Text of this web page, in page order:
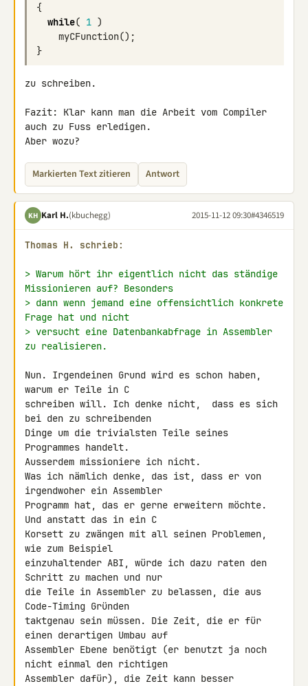
{
while( 1 )
myCFunction();
}
zu schreiben.
Fazit: Klar kann man die Arbeit vom Compiler
auch zu Fuss erledigen.
Aber wozu?
Markierten Text zitieren Antwort
KH Karl H.(kbuchegg) 2015-11-12 09:30#4346519
Thomas H. schrieb:
> Warum hört ihr eigentlich nicht das ständige
Missionieren auf? Besonders
> dann wenn jemand eine offensichtlich konkrete
Frage hat und nicht
> versucht eine Datenbankabfrage in Assembler
zu realisieren.
Nun. Irgendeinen Grund wird es schon haben,
warum er Teile in C
schreiben will. Ich denke nicht,  dass es sich
bei den zu schreibenden
Dinge um die trivialsten Teile seines
Programmes handelt.
Ausserdem missioniere ich nicht.
Was ich nämlich denke, das ist, dass er von
irgendwoher ein Assembler
Programm hat, das er gerne erweitern möchte.
Und anstatt das in ein C
Korsett zu zwängen mit all seinen Problemen,
wie zum Beispiel
einzuhaltender ABI, würde ich dazu raten den
Schritt zu machen und nur
die Teile in Assembler zu belassen, die aus
Code-Timing Gründen
taktgenau sein müssen. Die Zeit, die er für
einen derartigen Umbau auf
Assembler Ebene benötigt (er benutzt ja noch
nicht einmal den richtigen
Assembler dafür), die Zeit kann besser